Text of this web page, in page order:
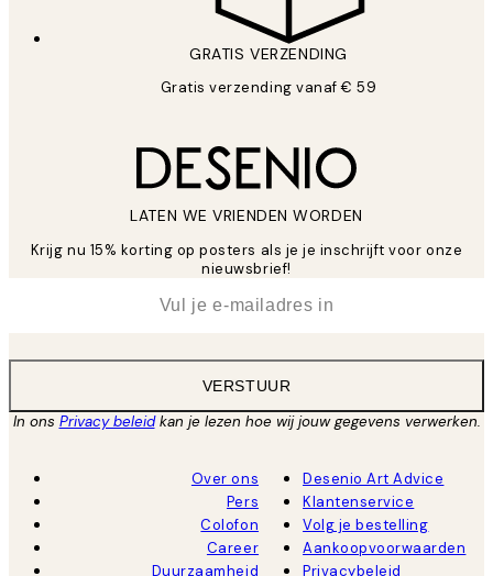
GRATIS VERZENDING
Gratis verzending vanaf € 59
LATEN WE VRIENDEN WORDEN
Krijg nu 15% korting op posters als je je inschrijft voor onze
nieuwsbrief!
VERSTUUR
In ons Privacy beleidkan je lezen hoe wij jouw gegevens verwerken.
Over ons
Pers
Colofon
Career
Duurzaamheid
Desenio Art Advice
Klantenservice
Volg je bestelling
Aankoopvoorwaarden
Privacybeleid